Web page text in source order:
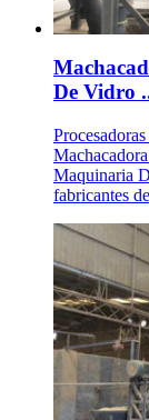
De Vidro
Maquinaria
fabricantes